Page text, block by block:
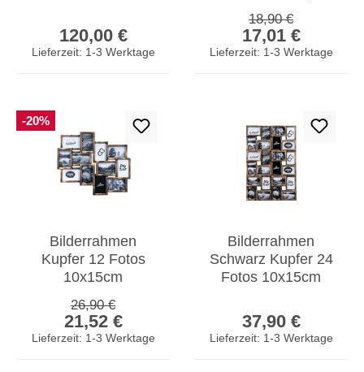
Vintage Wandbild
120,00 €
Lieferzeit: 1-3 Werktage
Wanddeko
Verkaufspreis:
17,01 €
Regulärer Preis:
18,90 €
Lieferzeit: 1-3 Werktage
-20%
Bilderrahmen
Kupfer 12 Fotos
10x15cm
Fotocollage Collage
Galerie
Verkaufspreis:
21,52 €
Regulärer Preis:
26,90 €
Lieferzeit: 1-3 Werktage
Bilderrahmen
Schwarz Kupfer 24
Fotos 10x15cm
Collage Galerie
Wanddeko
37,90 €
Lieferzeit: 1-3 Werktage